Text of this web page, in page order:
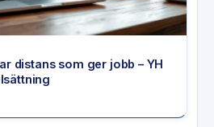
distans som ger jobb – YH